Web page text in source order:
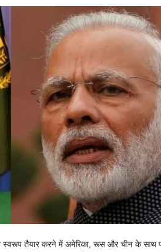
स्वरूप तैयार करने में अमेरिका, रूस और चीन के साथ